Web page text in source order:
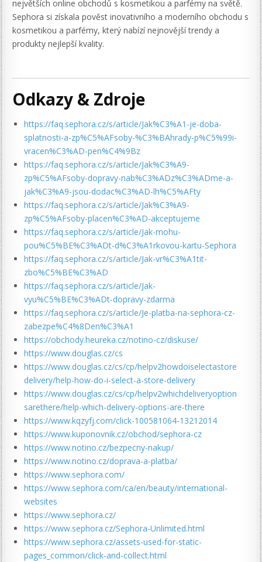
největších online obchodů s kosmetikou a parfémy na světě.
Sephora si získala pověst inovativního a moderního obchodu s
kosmetikou a parfémy, který nabízí nejnovější trendy a
produkty nejlepší kvality.
Odkazy & Zdroje
https://faq.sephora.cz/s/article/Jak%C3%A1-je-doba-
splatnosti-a-zp%C5%AFsoby-%C3%BAhrady-p%C5%99i-
vracen%C3%AD-pen%C4%9Bz
https://faq.sephora.cz/s/article/Jak%C3%A9-
zp%C5%AFsoby-dopravy-nab%C3%ADz%C3%ADme-a-
jak%C3%A9-jsou-dodac%C3%AD-lh%C5%AFty
https://faq.sephora.cz/s/article/Jak%C3%A9-
zp%C5%AFsoby-placen%C3%AD-akceptujeme
https://faq.sephora.cz/s/article/Jak-mohu-
pou%C5%BE%C3%ADt-d%C3%A1rkovou-kartu-Sephora
https://faq.sephora.cz/s/article/Jak-vr%C3%A1tit-
zbo%C5%BE%C3%AD
https://faq.sephora.cz/s/article/Jak-
vyu%C5%BE%C3%ADt-dopravy-zdarma
https://faq.sephora.cz/s/article/Je-platba-na-sephora-cz-
zabezpe%C4%8Den%C3%A1
https://obchody.heureka.cz/notino-cz/diskuse/
https://www.douglas.cz/cs
https://www.douglas.cz/cs/cp/helpv2howdoiselectastore
delivery/help-how-do-i-select-a-store-delivery
https://www.douglas.cz/cs/cp/helpv2whichdeliveryoption
sarethere/help-which-delivery-options-are-there
https://www.kqzyfj.com/click-100581064-13212014
https://www.kuponovnik.cz/obchod/sephora-cz
https://www.notino.cz/bezpecny-nakup/
https://www.notino.cz/doprava-a-platba/
https://www.sephora.com/
https://www.sephora.com/ca/en/beauty/international-
websites
https://www.sephora.cz/
https://www.sephora.cz/Sephora-Unlimited.html
https://www.sephora.cz/assets-used-for-static-
pages_common/click-and-collect.html